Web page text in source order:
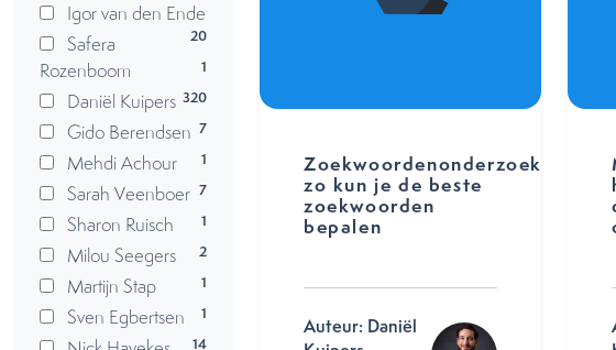
Igor van den Ende
20
Safera
Rozenboom
1
Daniël Kuipers 320
Gido Berendsen 7
Mehdi Achour 1
Sarah Veenboer 7
Sharon Ruisch 1
Milou Seegers 2
Martijn Stap 1
Sven Egbertsen 1
14
Zoekwoordenonderzoek:
zo kun je de beste
zoekwoorden
bepalen
Auteur: Daniël